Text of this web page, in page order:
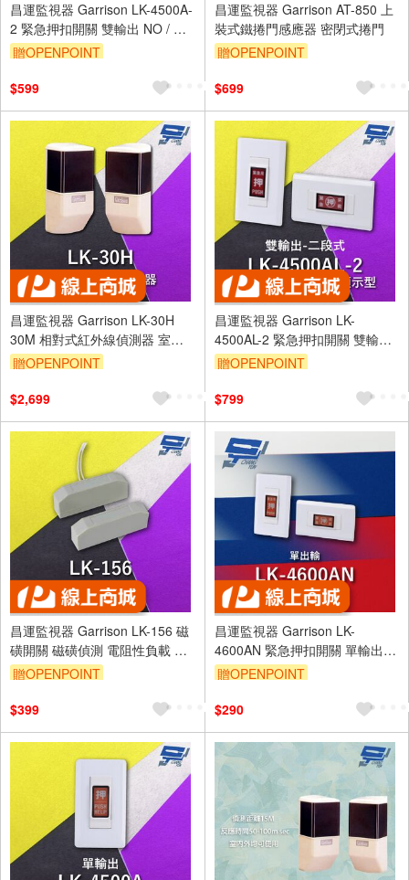
昌運監視器 Garrison LK-4500A-
2 緊急押扣開關 雙輸出 NO / NC
輸出接點
贈OPENPOINT
$599
昌運監視器 Garrison AT-850 上
裝式鐵捲門感應器 密閉式捲門
贈OPENPOINT
$699
昌運監視器 Garrison LK-30H
30M 相對式紅外線偵測器 室內
外均可使用
贈OPENPOINT
$2,699
昌運監視器 Garrison LK-
4500AL-2 緊急押扣開關 雙輸出
帶燈顯示型 二段式 電源逆接保
贈OPENPOINT
$799
昌運監視器 Garrison LK-156 磁
磺開關 磁磺偵測 電阻性負載 導
線配線
贈OPENPOINT
$399
昌運監視器 Garrison LK-
4600AN 緊急押扣開關 單輸出.
兩段式 無段式 隨插即用
贈OPENPOINT
$290